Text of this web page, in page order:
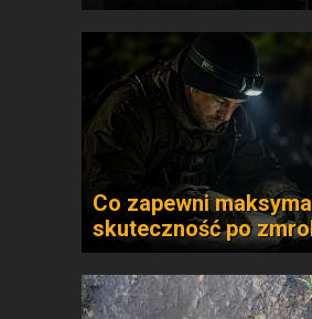
Co zapewni
skuteczność po